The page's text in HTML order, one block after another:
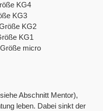
KG4
KG3
KG2
KG1
micro
Abschnitt Mentor),
leben. Dabei sinkt der